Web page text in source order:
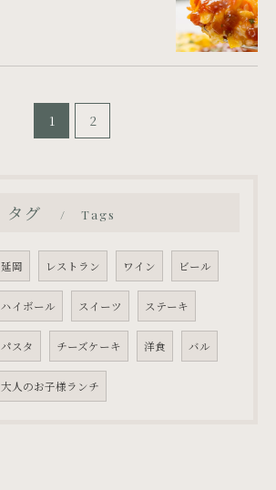
1 2
タグ Tags
延岡 レストラン ワイン ビール
ハイボール スイーツ ステーキ
パスタ チーズケーキ 洋食 バル
大人のお子様ランチ